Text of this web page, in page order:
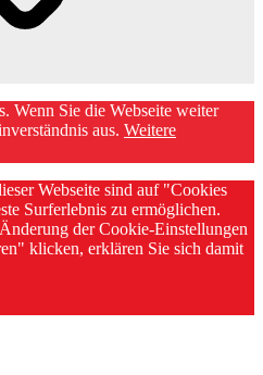
Wenn Sie die Webseite weiter
aus. Weitere
Webseite sind auf "Cookies
Surferlebnis zu ermöglichen.
der Cookie-Einstellungen
klicken, erklären Sie sich damit